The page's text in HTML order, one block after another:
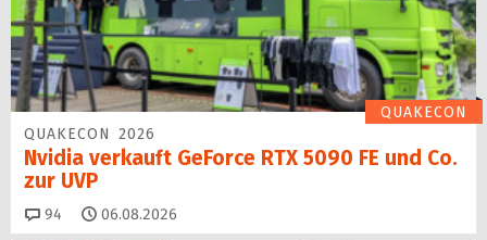
QUAKECON
QUAKECON 2026
Nvidia verkauft GeForce RTX 5090 FE und Co.
zur UVP
94 Kommentare
06.08.2026